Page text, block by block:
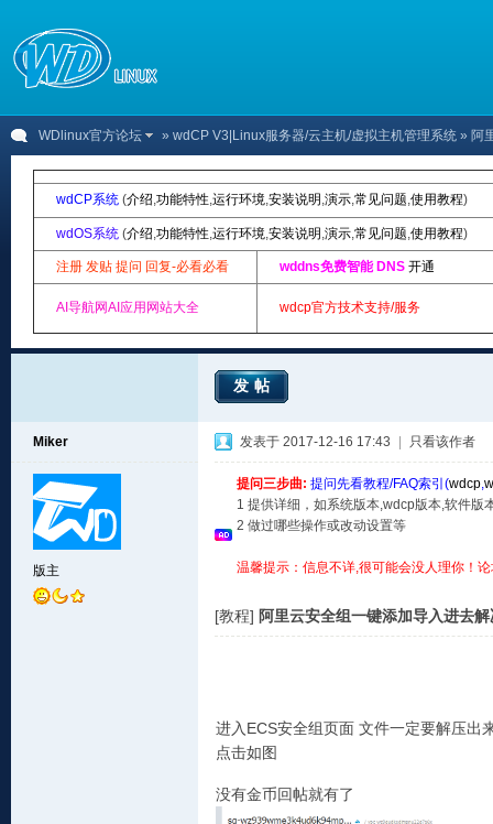
WDlinux官方论坛 » wdCP V3|Linux服务器/云主机/虚拟主机管理系统 » 阿
wdCP系统 (介绍,功能特性,运行环境,安装说明 ,演示,常见问题,使用教程)
wdOS系统 (介绍,功能特性,运行环境,安装说明 ,演示,常见问题,使用教程)
注册 发贴 提问 回复-必看必看 wddns免费智能 DNS 开通
AI导航网AI应用网站大全 wdcp官方技术支持/服务
发帖
Miker
版主
发表于 2017-12-16 17:43 只看该作者
提问三步曲: 提问先看教程/FAQ索引(wdcp,
1 提供详细，如系统版本,wdcp版本,软件版
2 做过哪些操作或改动设置等
温馨提示：信息不详,很可能会没人理你！
[教程] 阿里云安全组一键添加导入进去
进入ECS安全组页面 文件一定要解压出
点击如图
没有金币回帖就有了